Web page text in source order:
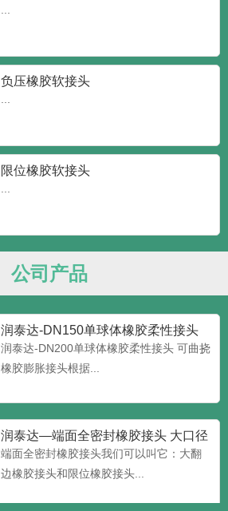
...
负压橡胶软接头
...
限位橡胶软接头
...
公司产品
头橡胶接头又可称为：...
橡胶接头
润泰达-JGD可曲挠橡胶接头 耐高温橡胶接
润泰达-DN150单球体橡胶柔性接头
可曲挠橡胶膨胀接头
润泰达-DN200单球体橡胶柔性接头 可曲挠
橡胶膨胀接头根据...
润泰达—端面全密封橡胶接头 大口径
加限位橡胶接头 大翻边橡
端面全密封橡胶接头我们可以叫它：大翻
边橡胶接头和限位橡胶接头...